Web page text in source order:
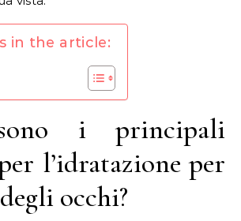
in the article:
i principali
l’idratazione per
occhi?